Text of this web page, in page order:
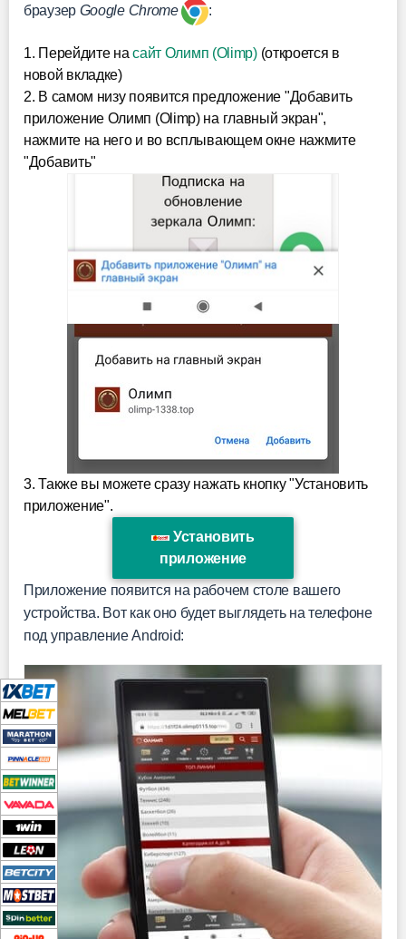
браузер Google Chrome :
1. Перейдите насайт Олимп (Olimp)(откроется в
новой вкладке)
2. В самом низу появится предложение "Добавить
приложение Олимп (Olimp) на главный экран",
нажмите на него и во всплывающем окне нажмите
"Добавить"
3. Также вы можете сразу нажать кнопку "Установить
приложение".
Установить
приложение
Приложение появится на рабочем столе вашего
устройства. Вот как оно будет выглядеть на телефоне
под управление Android: